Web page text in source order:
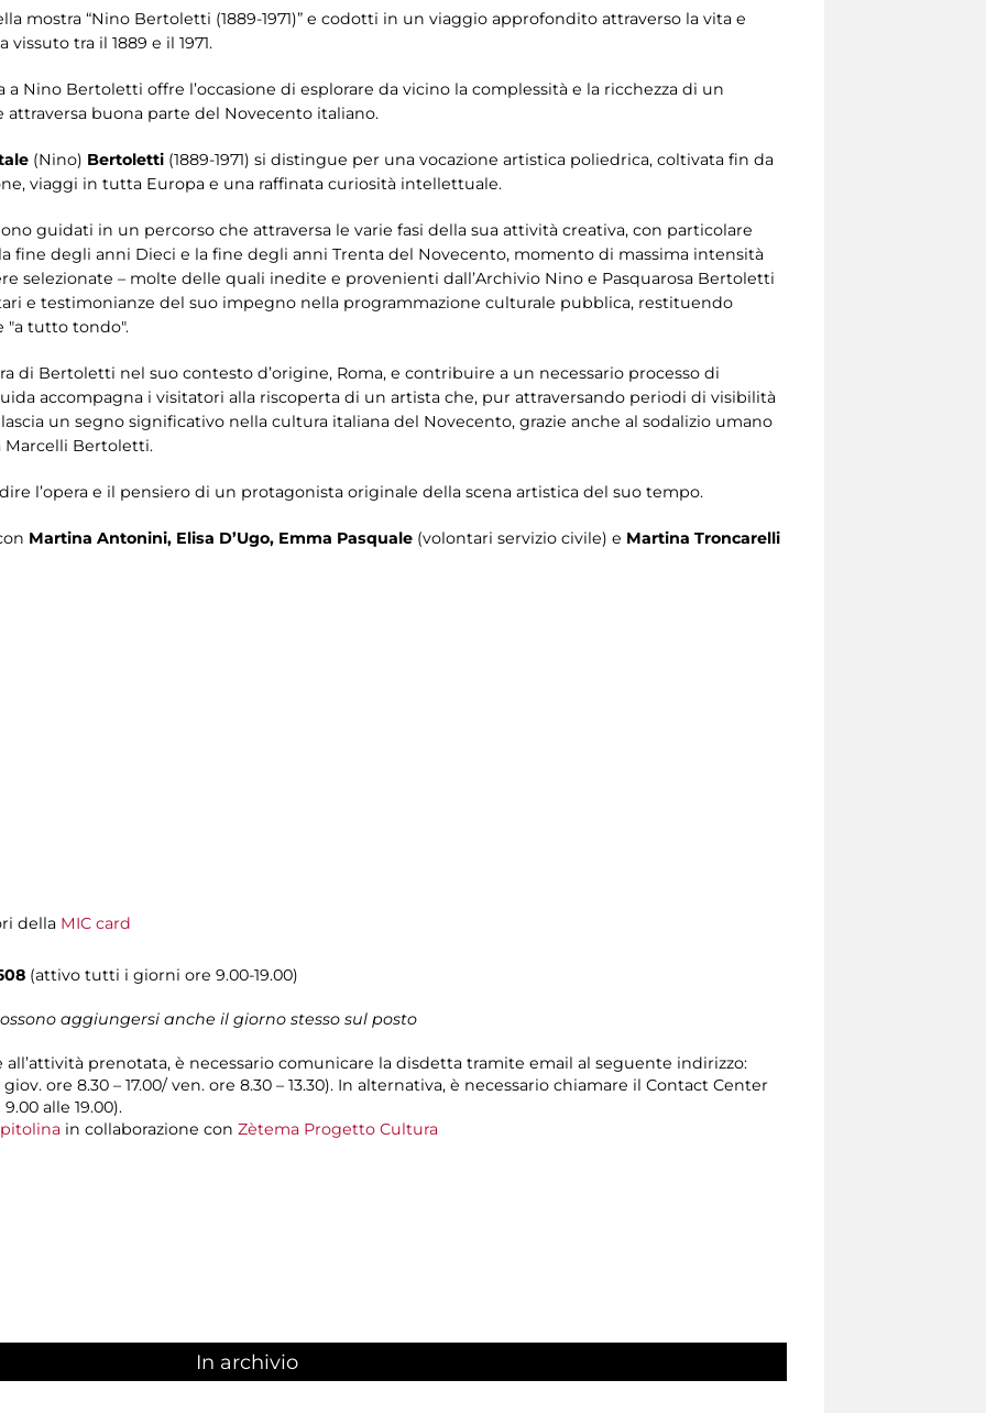
mostra “Nino Bertoletti (1889-1971)” e codotti in un viaggio approfondito attraverso la vita e
tra il 1889 e il 1971.
a Nino Bertoletti offre l’occasione di esplorare da vicino la complessità e la ricchezza di un
buona parte del Novecento italiano.
(Nino) Bertoletti (1889-1971) si distingue per una vocazione artistica poliedrica, coltivata fin da
viaggi in tutta Europa e una raffinata curiosità intellettuale.
guidati in un percorso che attraversa le varie fasi della sua attività creativa, con particolare
fine degli anni Dieci e la fine degli anni Trenta del Novecento, momento di massima intensità
selezionate – molte delle quali inedite e provenienti dall’Archivio Nino e Pasquarosa Bertoletti
e testimonianze del suo impegno nella programmazione culturale pubblica, restituendo
"a tutto tondo".
di Bertoletti nel suo contesto d’origine, Roma, e contribuire a un necessario processo di
accompagna i visitatori alla riscoperta di un artista che, pur attraversando periodi di visibilità
un segno significativo nella cultura italiana del Novecento, grazie anche al sodalizio umano
Marcelli Bertoletti.
l’opera e il pensiero di un protagonista originale della scena artistica del suo tempo.
Martina Antonini, Elisa D’Ugo, Emma Pasquale (volontari servizio civile) e Martina Troncarelli
della MIC card
(attivo tutti i giorni ore 9.00-19.00)
aggiungersi anche il giorno stesso sul posto
prenotata, è necessario comunicare la disdetta tramite email al seguente indirizzo:
ore 8.30 – 17.00/ ven. ore 8.30 – 13.30). In alternativa, è necessario chiamare il Contact Center
alle 19.00).
in collaborazione con Zètema Progetto Cultura
In archivio